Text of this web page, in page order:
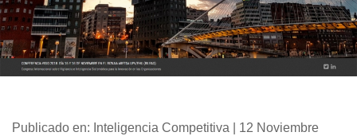
Publicado en: Inteligencia Competitiva | 12 Noviembre